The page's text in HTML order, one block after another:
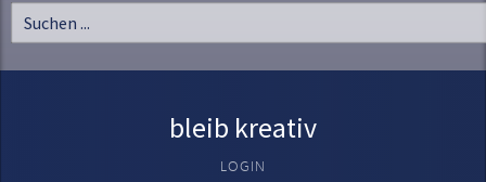
bleib kreativ
LOGIN